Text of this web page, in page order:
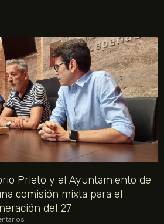
Prieto y el Ayuntamiento de
comisión mixta para el
del 27